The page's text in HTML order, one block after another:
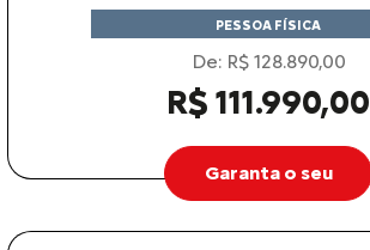
PESSOA FÍSICA
De: R$ 128.890,00
R$ 111.990,00
Garanta o seu